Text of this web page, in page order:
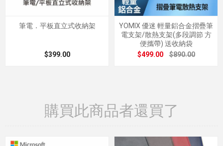
筆電．平板直立式收納架
$399.00
YOMIX 優迷 輕量鋁合金摺疊筆
電支架/散熱支架(多段調節 方
便攜帶) 送收納袋
$499.00
$890.00
購買此商品者還買了